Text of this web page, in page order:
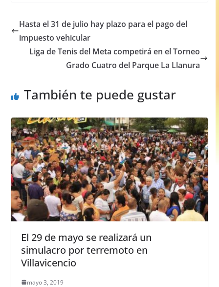
e
b
o
s
A
p
p
e
n
g
er
e
Hasta el 31 de julio hay plazo para el pago del
impuesto vehicular
Liga de Tenis del Meta competirá en el Torneo
Grado Cuatro del Parque La Llanura
También te puede gustar
El 29 de mayo se realizará un
simulacro por terremoto en
Villavicencio
mayo 3, 2019